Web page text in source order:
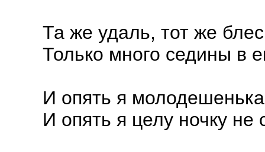
Та же удаль, тот же
Только много седины в
И опять я
И опять я целу ночку не